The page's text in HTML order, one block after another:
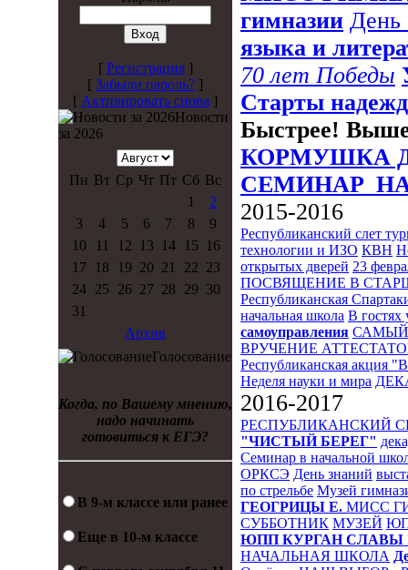
[ Регистрация]
[ Забыли пароль? ]
[ Активировать снова ]
Новости
за 2026
Пн Вт Ср Чт Пт Сб Вс
1
2
3
4 5 6 7 8
9
10
11 12 13 14 15
16
17
18 19 20 21 22 23
24
25 26 27 28 29 30
31
Архив
Голосование
Когда, по Вашему мнению,
надо начинать
готовиться к ЕГЭ?
В 9-м классе или ранее
Еще в 10-м классе
гимназии День
языка и
70 лет Победы
Старты
Быстрее!
КОРМУШКА
2015-2016
Республиканский слет
технологии и ИЗО КВН
открытых дверей 23
ПОСВЯЩЕНИЕ В
Республиканская
начальная школа В гостях
самоуправления
ВРУЧЕНИЕ
Республиканская акция
Неделя науки и мира
2016-2017
РЕСПУБЛИКАНСКИЙ
"ЧИСТЫЙ БЕРЕГ"
Семинар в начальной
ОРКСЭ День знаний
по стрельбе Музей
ГЕОГРИЦЫ Е. МИСС
СУББОТНИК МУЗЕЙ
ЮПП КУРГАН СЛАВЫ
НАЧАЛЬНАЯ ШКОЛА